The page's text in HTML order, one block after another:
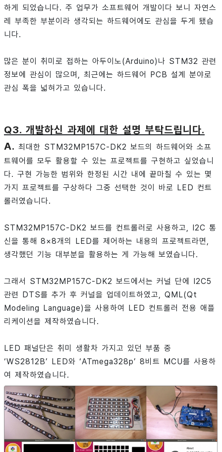
하게 되었습니다. 주 업무가 소프트웨어 개발이다 보니 자연스
레 부족한 부분이라 생각되는 하드웨어에도 관심을 두게 됐습
니다.
많은 분이 취미로 접하는 아두이노(Arduino)나 STM32 관련
정보에 관심이 많으며, 최근에는 하드웨어 PCB 설계 분야로
관심 폭을 넓혀가고 있습니다.
Q3. 개발하신 과제에 대한 설명 부탁드립니다.
A. 최대한 STM32MP157C-DK2 보드의 하드웨어와 소프
트웨어를 모두 활용할 수 있는 프로젝트를 구현하고 싶었습니
다. 구현 가능한 범위와 한정된 시간 내에 끝마칠 수 있는 몇
가지 프로젝트를 구상하다 그중 선택한 것이 바로 LED 컨트
롤러였습니다.
STM32MP157C-DK2 보드를 컨트롤러로 사용하고, I2C 통
신을 통해 8×8개의 LED를 제어하는 내용의 프로젝트라면,
생각했던 기능 대부분을 활용하는 게 가능해 보였습니다.
그래서 STM32MP157C-DK2 보드에서는 커널 단에 I2C5
관련 DTS를 추가 후 커널을 업데이트하였고, QML(Qt
Modeling Language)을 사용하여 LED 컨트롤러 전용 애플
리케이션을 제작하였습니다.
LED 패널단은 취미 생활차 가지고 있던 부품 중
‘WS2812B’ LED와 ‘ATmega328p’ 8비트 MCU를 사용하
여 제작하였습니다.